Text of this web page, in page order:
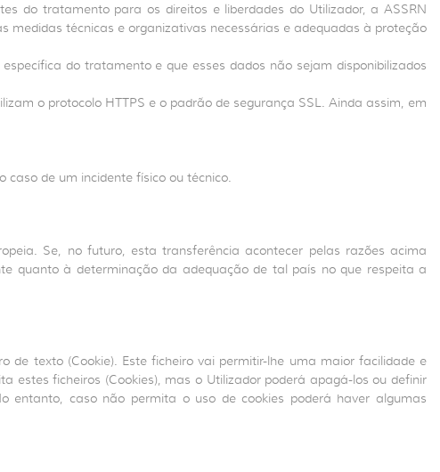
do tratamento para os direitos e liberdades do Utilizador, a ASSRN
técnicas e organizativas necessárias e adequadas à proteção
do tratamento e que esses dados não sejam disponibilizados
o protocolo HTTPS e o padrão de segurança SSL. Ainda assim, em
de um incidente físico ou técnico.
Se, no futuro, esta transferência acontecer pelas razões acima
quanto à determinação da adequação de tal país no que respeita a
texto (Cookie). Este ficheiro vai permitir-lhe uma maior facilidade e
estes ficheiros (Cookies), mas o Utilizador poderá apagá-los ou definir
entanto, caso não permita o uso de cookies poderá haver algumas